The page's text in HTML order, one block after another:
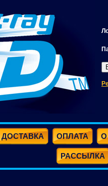
ДОСТАВКА ОПЛАТА О
РАССЫЛКА